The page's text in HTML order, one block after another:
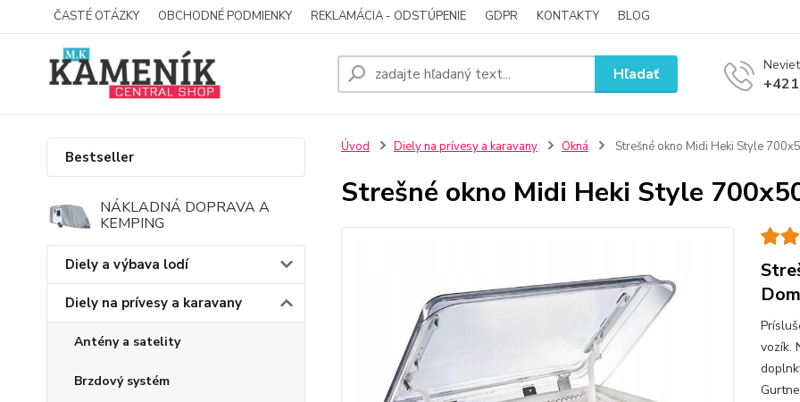
ČASTÉ OTÁZKY OBCHODNÉ PODMIENKY REKLAMÁCIA - ODSTÚPENIE GDPR KONTAKTY BLOG
Hľadať
Bestseller
NÁKLADNÁ DOPRAVA A
KEMPING
Diely a výbava lodí
Diely na prívesy a karavany
Antény a satelity
Brzdový systém
Úvod Diely na prívesy a karavany Okná Strešné okno Midi Heki Style
Strešné okno Midi Heki Style
vozík.